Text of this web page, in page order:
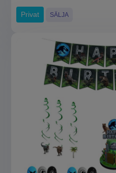
Privat SÄLJA